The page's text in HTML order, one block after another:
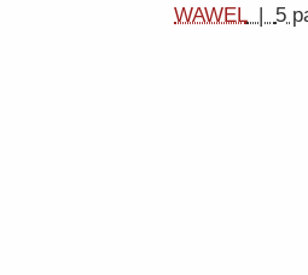
WAWEL| 5